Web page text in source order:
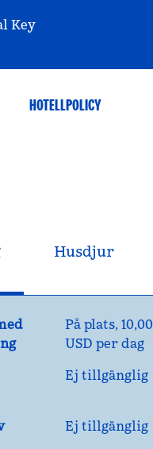
Key
HOTELLPOLICY
Husdjur
På plats, 10,00
USD per dag
Ej tillgänglig
Ej tillgänglig